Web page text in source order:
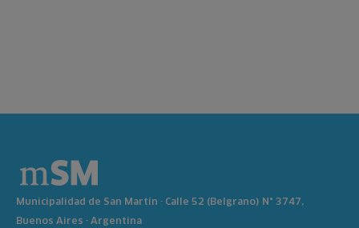
Municipalidad de San Martín · Calle 52 (Belgrano) N° 3747,
Buenos Aires · Argentina